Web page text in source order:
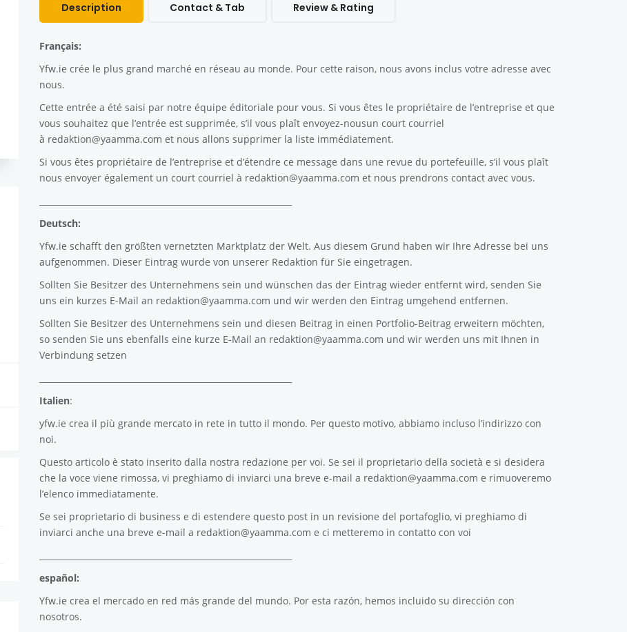
Description Contact & Tab Review & Rating
Français:
Yfw.ie crée le plus grand marché en réseau au monde. Pour cette raison, nous avons inclus votre adresse avec
nous.
Cette entrée a été saisi par notre équipe éditoriale pour vous. Si vous êtes le propriétaire de l’entreprise et que
vous souhaitez que l’entrée est supprimée, s’il vous plaît envoyez-nousun court courriel
à redaktion@yaamma.com et nous allons supprimer la liste immédiatement.
Si vous êtes propriétaire de l’entreprise et d’étendre ce message dans une revue du portefeuille, s’il vous plaît
nous envoyer également un court courriel à redaktion@yaamma.com et nous prendrons contact avec vous.
Deutsch:
Yfw.ie schafft den größten vernetzten Marktplatz der Welt. Aus diesem Grund haben wir Ihre Adresse bei uns
aufgenommen. Dieser Eintrag wurde von unserer Redaktion für Sie eingetragen.
Sollten Sie Besitzer des Unternehmens sein und wünschen das der Eintrag wieder entfernt wird, senden Sie
uns ein kurzes E-Mail an redaktion@yaamma.com und wir werden den Eintrag umgehend entfernen.
Sollten Sie Besitzer des Unternehmens sein und diesen Beitrag in einen Portfolio-Beitrag erweitern möchten,
so senden Sie uns ebenfalls eine kurze E-Mail an redaktion@yaamma.com und wir werden uns mit Ihnen in
Verbindung setzen
Italien:
yfw.ie crea il più grande mercato in rete in tutto il mondo. Per questo motivo, abbiamo incluso l’indirizzo con
noi.
Questo articolo è stato inserito dalla nostra redazione per voi. Se sei il proprietario della società e si desidera
che la voce viene rimossa, vi preghiamo di inviarci una breve e-mail a redaktion@yaamma.com e rimuoveremo
l’elenco immediatamente.
Se sei proprietario di business e di estendere questo post in un revisione del portafoglio, vi preghiamo di
inviarci anche una breve e-mail a redaktion@yaamma.com e ci metteremo in contatto con voi
español:
Yfw.ie crea el mercado en red más grande del mundo. Por esta razón, hemos incluido su dirección con
nosotros.